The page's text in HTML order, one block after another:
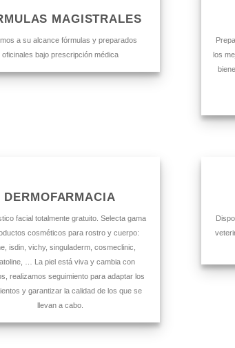
MAGISTRALES
a su alcance fórmulas y preparados
oficinales bajo prescripción médica
los
DERMOFARMACIA
facial totalmente gratuito. Selecta gama
cosméticos para rostro y cuerpo:
isdin, vichy, singuladerm, cosmeclinic,
… La piel está viva y cambia con
realizamos seguimiento para adaptar los
y garantizar la calidad de los que se
llevan a cabo.